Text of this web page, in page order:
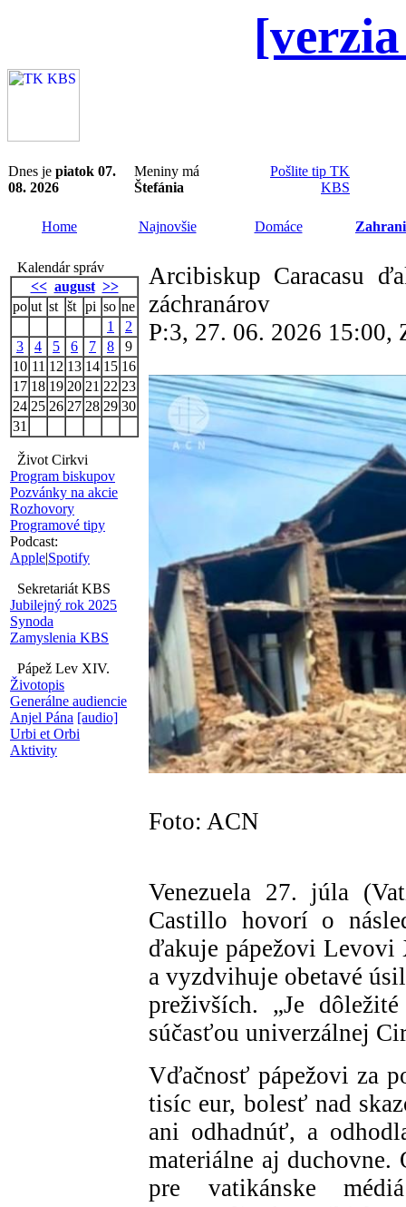
Dnes je piatok 07.
08. 2026
Meniny má
Štefánia
Pošlite tip TK
KBS
Home Najnovšie Domáce
Kalendár správ
<< august >>
po ut st št pi so ne
1
2
3
4 5 6 7 8
9
10 11 12 13 14 15 16
17 18 19 20 21 22 23
24 25 26 27 28 29 30
31
Život Cirkvi
Program biskupov
Pozvánky na akcie
Rozhovory
Programové tipy
Podcast:
Apple|Spotify
Sekretariát KBS
Jubilejný rok 2025
Synoda
Zamyslenia KBS
Pápež Lev XIV.
Životopis
Generálne audiencie
Anjel Pána [audio]
Urbi et Orbi
Aktivity
Arcibiskup Caracasu
záchranárov
P:3, 27. 06. 2026 15:00,
Foto: ACN
Venezuela 27. júla
Castillo hovorí o
ďakuje pápežovi Levovi
a vyzdvihuje obetavé
preživších. „Je
súčasťou univerzálnej
Vďačnosť pápežovi za
tisíc eur, bolesť nad
ani odhadnúť, a
materiálne aj
pre vatikánske